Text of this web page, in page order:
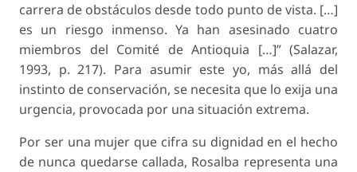
carrera de obstáculos desde todo punto de vista. […]
es un riesgo inmenso. Ya han asesinado cuatro
miembros del Comité de Antioquia […]” (Salazar,
1993, p. 217). Para asumir este yo, más allá del
instinto de conservación, se necesita que lo exija una
urgencia, provocada por una situación extrema.
Por ser una mujer que cifra su dignidad en el hecho
de nunca quedarse callada, Rosalba representa una